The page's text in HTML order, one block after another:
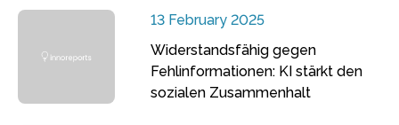
13 February 2025
Widerstandsfähig gegen
Fehlinformationen: KI stärkt den
sozialen Zusammenhalt